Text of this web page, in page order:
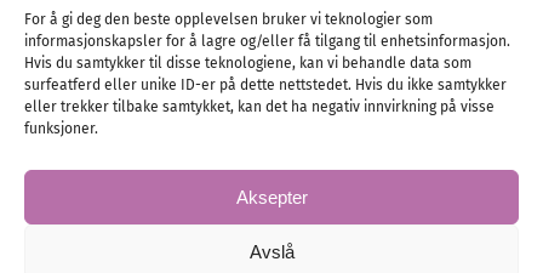
For å gi deg den beste opplevelsen bruker vi teknologier som
informasjonskapsler for å lagre og/eller få tilgang til enhetsinformasjon.
Hvis du samtykker til disse teknologiene, kan vi behandle data som
surfeatferd eller unike ID-er på dette nettstedet. Hvis du ikke samtykker
eller trekker tilbake samtykket, kan det ha negativ innvirkning på visse
funksjoner.
Aksepter
Avslå
Tlf :23 00 80 90
E-post :info@ nordicbridalmedia.com